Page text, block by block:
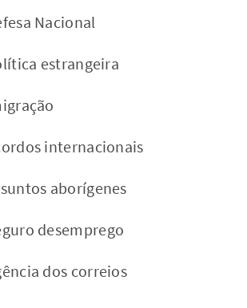
Nacional
estrangeira
internacionais
aborígenes
desemprego
dos correios